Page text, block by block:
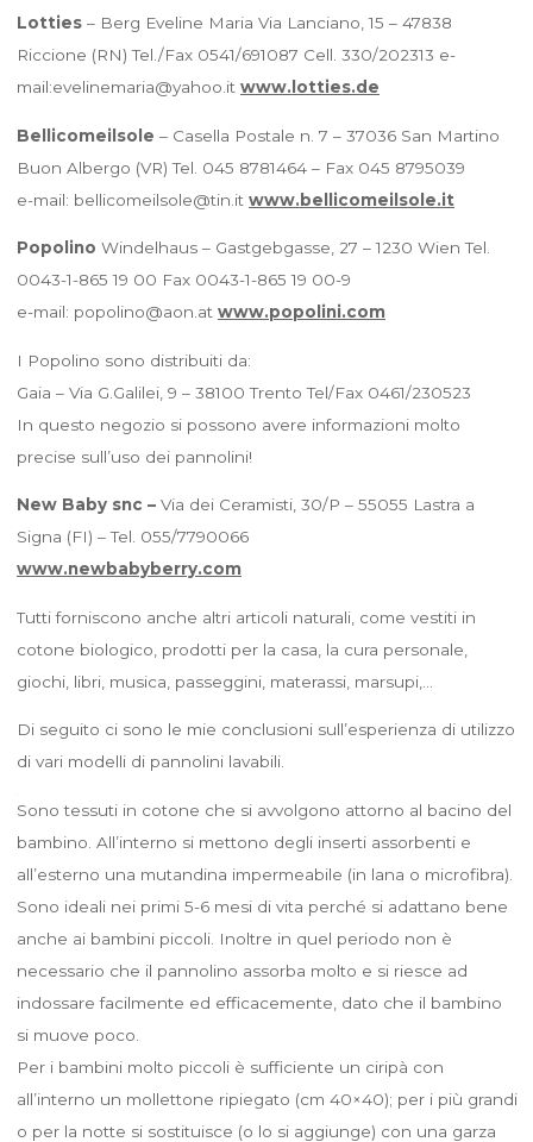
Lotties– Berg Eveline Maria Via Lanciano, 15 – 47838
Riccione (RN) Tel./Fax 0541/691087 Cell. 330/202313 e-
mail:evelinemaria@yahoo.it www.lotties.de
Bellicomeilsole – Casella Postale n. 7 – 37036 San Martino
Buon Albergo (VR) Tel. 045 8781464 – Fax 045 8795039
e-mail: bellicomeilsole@tin.it www.bellicomeilsole.it
Popolino Windelhaus – Gastgebgasse, 27 – 1230 Wien Tel.
0043-1-865 19 00 Fax 0043-1-865 19 00-9
e-mail: popolino@aon.at www.popolini.com
I Popolino sono distribuiti da:
Gaia – Via G.Galilei, 9 – 38100 Trento Tel/Fax 0461/230523
In questo negozio si possono avere informazioni molto
precise sull’uso dei pannolini!
New Baby snc – Via dei Ceramisti, 30/P – 55055 Lastra a
Signa (FI) – Tel. 055/7790066
www.newbabyberry.com
Tutti forniscono anche altri articoli naturali, come vestiti in
cotone biologico, prodotti per la casa, la cura personale,
giochi, libri, musica, passeggini, materassi, marsupi,…
Di seguito ci sono le mie conclusioni sull’esperienza di utilizzo
di vari modelli di pannolini lavabili.
Sono tessuti in cotone che si avvolgono attorno al bacino del
bambino. All’interno si mettono degli inserti assorbenti e
all’esterno una mutandina impermeabile (in lana o microfibra).
Sono ideali nei primi 5-6 mesi di vita perché si adattano bene
anche ai bambini piccoli. Inoltre in quel periodo non è
necessario che il pannolino assorba molto e si riesce ad
indossare facilmente ed efficacemente, dato che il bambino
si muove poco.
Per i bambini molto piccoli è sufficiente un ciripà con
all’interno un mollettone ripiegato (cm 40×40); per i più grandi
o per la notte si sostituisce (o lo si aggiunge) con una garza